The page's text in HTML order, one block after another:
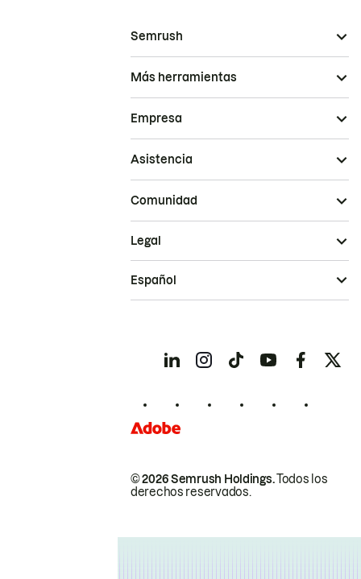
Semrush
Más herramientas
Empresa
Asistencia
Comunidad
© 2026 Semrush Holdings.Todos los
derechos reservados.
Legal
Español